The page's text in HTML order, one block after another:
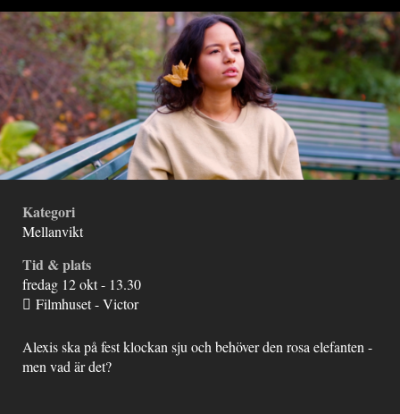
Du är här
Kategori
Mellanvikt
Tid & plats
fredag 12 okt - 13.30
Filmhuset - Victor
Alexis ska på fest klockan sju och behöver den rosa elefanten -
men vad är det?